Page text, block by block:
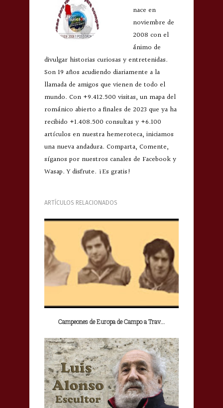
nace en
noviembre de
2008 con el
ánimo de
divulgar historias curiosas y entretenidas.
Son 19 años acudiendo diariamente a la
llamada de amigos que vienen de todo el
mundo. Con +9.412.500 visitas, un mapa del
románico abierto a finales de 2023 que ya ha
recibido +1.408.500 consultas y +6.100
artículos en nuestra hemeroteca, iniciamos
una nueva andadura. Comparta, Comente,
síganos por nuestros canales de Facebook y
Wasap. Y disfrute. ¡Es gratis!
ARTÍCULOS RELACIONADOS
Campeones de Europa de Campo a Trav...